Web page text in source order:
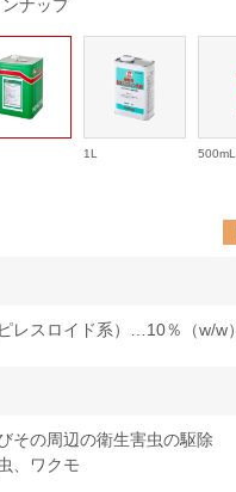
ナップ
1L 500mL
レスロイド系）…10％（w/w）
その周辺の衛生害虫の駆除
、ワクモ